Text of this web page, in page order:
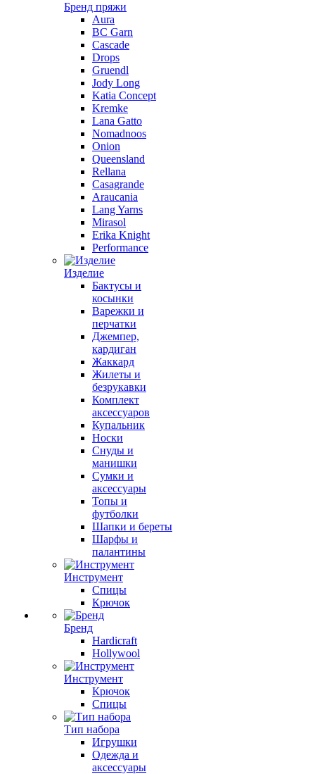
Бренд пряжи
Aura
BC Garn
Cascade
Drops
Gruendl
Jody Long
Katia Concept
Kremke
Lana Gatto
Nomadnoos
Onion
Queensland
Rellana
Casagrande
Araucania
Lang Yarns
Mirasol
Erika Knight
Performance
Изделие
Бактусы и
косынки
Варежки и
перчатки
Джемпер,
кардиган
Жаккард
Жилеты и
безрукавки
Комплект
аксессуаров
Купальник
Носки
Снуды и
манишки
Сумки и
аксессуары
Топы и
футболки
Шапки и береты
Шарфы и
палантины
Инструмент
Спицы
Крючок
Бренд
Hardicraft
Hollywool
Инструмент
Крючок
Спицы
Тип набора
Игрушки
Одежда и
аксессуары